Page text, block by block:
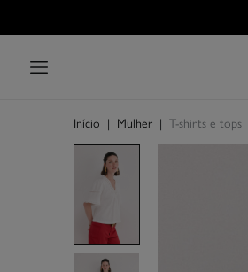
Início | Mulher | T-shirts e tops